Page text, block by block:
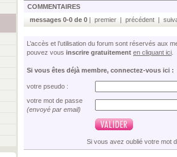
COMMENTAIRES
messages 0-0 de 0 | premier | précédent |
L’accès et l’utilisation du forum sont réservés aux
pouvez vous inscrire gratuitement en cliquant ici
Si vous êtes déjà membre, connectez-vous ici :
votre pseudo :
votre mot de passe
(envoyé par email)
Si vous avez oublié votre mot